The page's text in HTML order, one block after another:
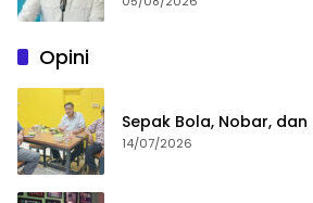
Opini
Sepak Bola, Nobar, dan
14/07/2026